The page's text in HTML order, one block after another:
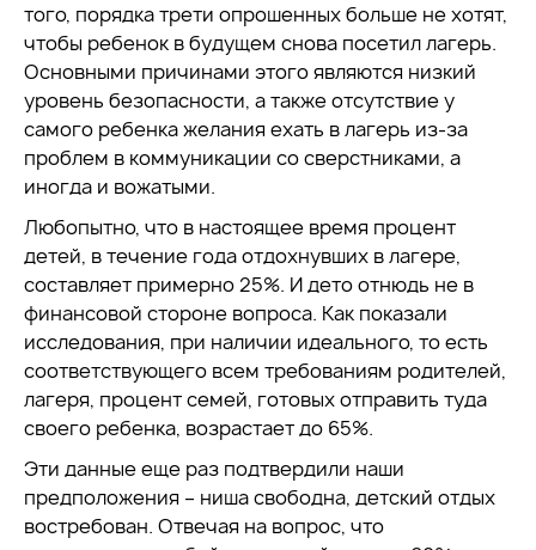
того, порядка трети опрошенных больше не хотят,
чтобы ребенок в будущем снова посетил лагерь.
Основными причинами этого являются низкий
уровень безопасности, а также отсутствие у
самого ребенка желания ехать в лагерь из-за
проблем в коммуникации со сверстниками, а
иногда и вожатыми.
Любопытно, что в настоящее время процент
детей, в течение года отдохнувших в лагере,
составляет примерно 25%. И дето отнюдь не в
финансовой стороне вопроса. Как показали
исследования, при наличии идеального, то есть
соответствующего всем требованиям родителей,
лагеря, процент семей, готовых отправить туда
своего ребенка, возрастает до 65%.
Эти данные еще раз подтвердили наши
предположения – ниша свободна, детский отдых
востребован. Отвечая на вопрос, что